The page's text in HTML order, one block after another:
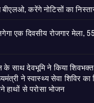
बीएलओ, करेंगे नोटिसों का
एक दिवसीय रोजगार मेला,
के साथ देवभूमि ने किया शिवभक्त
ने स्वास्थ्य सेवा शिविर का
हाथों से परोसा भोजन